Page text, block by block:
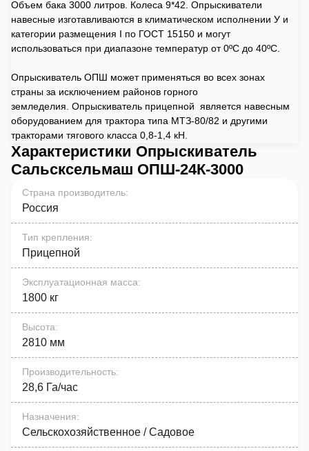
Объем бака 3000 литров. Колеса 9*42. Опрыскиватели
навесные изготавливаются в климатическом исполнении У и
категории размещения I по ГОСТ 15150 и могут
использоваться при диапазоне температур от 0ºС до 40ºС.
Опрыскиватель ОПШ может применяться во всех зонах
страны за исключением районов горного
земледелия. Опрыскиватель прицепной является навесным
оборудованием для трактора типа МТЗ-80/82 и другими
тракторами тягового класса 0,8-1,4 кН.
Характеристики Опрыскиватель
Сальсксельмаш ОПШ-24К-3000
Страна производитель:
Россия
Тип крепления:
Прицепной
Эксплуатационная масса:
1800 кг
Высота:
2810 мм
Производительность:
28,6 Га/час
Назначения:
Сельскохозяйственное / Садовое